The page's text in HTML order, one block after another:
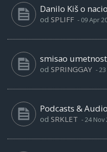
Danilo Kiš o
od SPLIFF - 09 Apr
smisao
od SPRINGGAY -
Podcasts &
od SRKLET -24 Nov